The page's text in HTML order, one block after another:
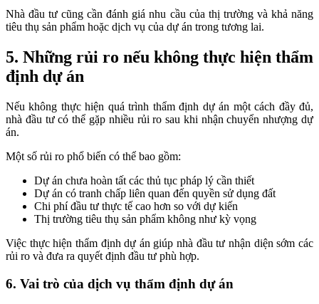
Nhà đầu tư cũng cần đánh giá nhu cầu của thị trường và khả năng
tiêu thụ sản phẩm hoặc dịch vụ của dự án trong tương lai.
5. Những rủi ro nếu không thực hiện thẩm
định dự án
Nếu không thực hiện quá trình thẩm định dự án một cách đầy đủ,
nhà đầu tư có thể gặp nhiều rủi ro sau khi nhận chuyển nhượng dự
án.
Một số rủi ro phổ biến có thể bao gồm:
Dự án chưa hoàn tất các thủ tục pháp lý cần thiết
Dự án có tranh chấp liên quan đến quyền sử dụng đất
Chi phí đầu tư thực tế cao hơn so với dự kiến
Thị trường tiêu thụ sản phẩm không như kỳ vọng
Việc thực hiện thẩm định dự án giúp nhà đầu tư nhận diện sớm các
rủi ro và đưa ra quyết định đầu tư phù hợp.
6. Vai trò của dịch vụ thẩm định dự án